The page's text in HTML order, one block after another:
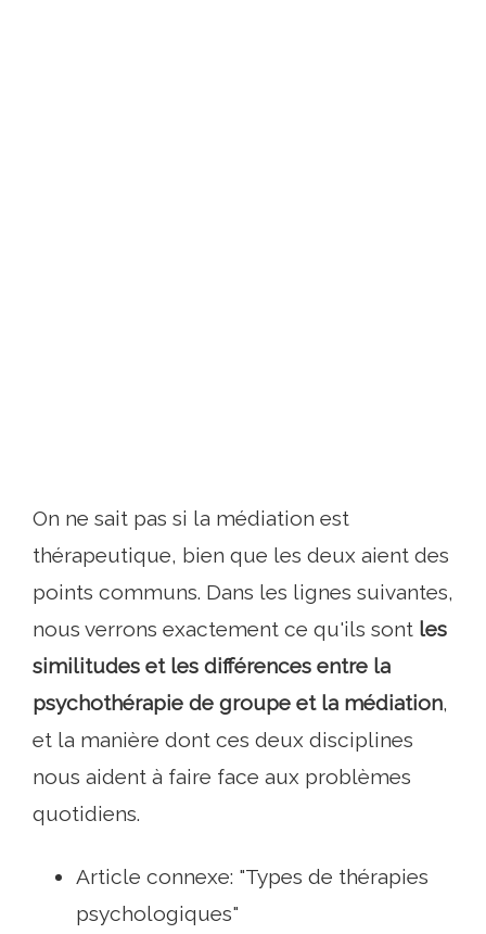
On ne sait pas si la médiation est
thérapeutique, bien que les deux aient des
points communs. Dans les lignes suivantes,
nous verrons exactement ce qu'ils sont les
similitudes et les différences entre la
psychothérapie de groupe et la médiation,
et la manière dont ces deux disciplines
nous aident à faire face aux problèmes
quotidiens.
Article connexe: "Types de thérapies
psychologiques"